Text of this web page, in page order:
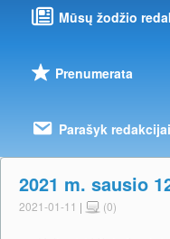
Mūsų žodžio
Prenumerata
Parašyk redakcijai
2021 m. sausio
2021-01-11 | (0)